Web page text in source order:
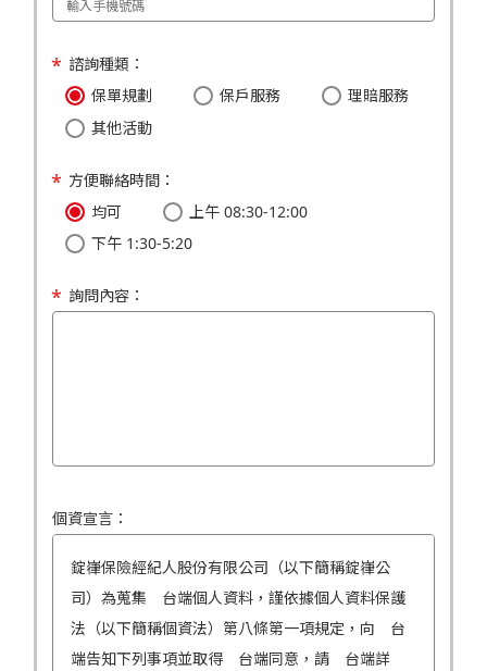
諮詢種類：
保單規劃
保戶服務
理賠服務
其他活動
方便聯絡時間：
均可
上午 08:30-12:00
下午 1:30-5:20
詢問內容：
個資宣言：
錠嵂保險經紀人股份有限公司（以下簡稱錠嵂公
司）為蒐集 台端個人資料，謹依據個人資料保護
法（以下簡稱個資法）第八條第一項規定，向 台
端告知下列事項並取得 台端同意，請 台端詳